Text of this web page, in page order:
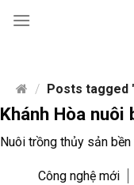
content
/ Posts tagged
Khánh Hòa nuôi
Nuôi trồng thủy sản
Công nghệ mới